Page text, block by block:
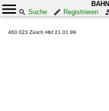
BAHN
Suche
Registrieren
460 023 Zürich Hbf 21.01.99